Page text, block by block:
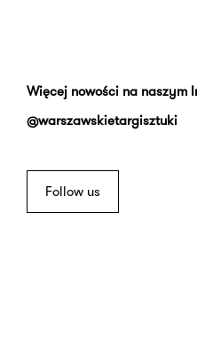
Więcej nowości na naszym
@warszawskietargisztuki
Follow us